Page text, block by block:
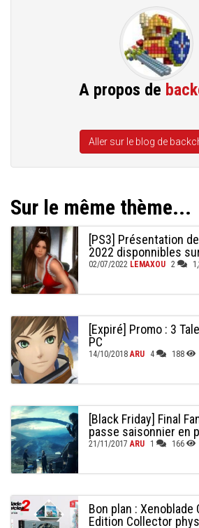
A propos de
Aller sur le blog de
Sur le même thème...
[PS3] Présentation
2022 disponnibles
02/07/2022 LEMAXOU 2
[Expiré] Promo : 3
PC
14/10/2018ARU 4 188
[Black Friday] Final
passe saisonnier en
21/11/2017ARU 1 166
Bon plan : Xenoblade
Edition Collector